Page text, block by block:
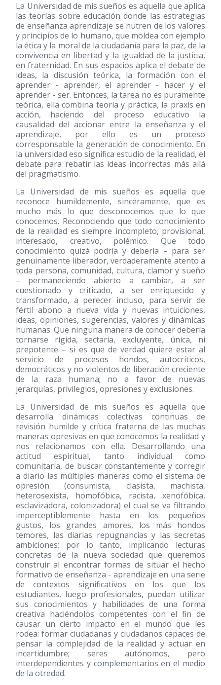
La Universidad de mis sueños es aquella que aplica
las teorías sobre educación donde las estrategias
de enseñanza aprendizaje se nutren de los valores
y principios de lo humano, que moldea con ejemplo
la ética y la moral de la ciudadanía para la paz, de la
convivencia en libertad y la igualdad de la justicia,
en fraternidad. En sus espacios aplica el debate de
ideas, la discusión teórica, la formación con el
aprender - aprender, el aprender - hacer y el
aprender - ser. Entonces, la tarea no es puramente
teórica, ella combina teoría y práctica, la praxis en
acción, haciendo del proceso educativo la
causalidad del accionar entre la enseñanza y el
aprendizaje, por ello es un proceso
corresponsable la generación de conocimiento. En
la universidad eso significa estudio de la realidad, el
debate para rebatir las ideas incorrectas más allá
del pragmatismo.
La Universidad de mis sueños es aquella que
reconoce humildemente, sinceramente, que es
mucho más lo que desconocemos que lo que
conocemos. Reconociendo que todo conocimiento
de la realidad es siempre incompleto, provisional,
interesado, creativo, polémico. Que todo
conocimiento quizá podría y debería – para ser
genuinamente liberador, verdaderamente atento a
toda persona, comunidad, cultura, clamor y sueño
– permaneciendo abierto a cambiar, a ser
cuestionado y criticado, a ser enriquecido y
transformado, a perecer incluso, para servir de
fértil abono a nueva vida y nuevas intuiciones,
ideas, opiniones, sugerencias, valores y dinámicas
humanas. Que ninguna manera de conocer debería
tornarse rígida, sectaria, excluyente, única, ni
prepotente – si es que de verdad quiere estar al
servicio de procesos hondos, autocríticos,
democráticos y no violentos de liberación creciente
de la raza humana; no a favor de nuevas
jerarquías, privilegios, opresiones y exclusiones.
La Universidad de mis sueños es aquella que
desarrolla dinámicas colectivas continuas de
revisión humilde y crítica fraterna de las muchas
maneras opresivas en que conocemos la realidad y
nos relacionamos con ella. Desarrollando una
actitud espiritual, tanto individual como
comunitaria, de buscar constantemente y corregir
a diario las múltiples maneras como el sistema de
opresión (consumista, clasista, machista,
heterosexista, homofóbica, racista, xenofóbica,
esclavizadora, colonizadora) el cual se va filtrando
imperceptiblemente hasta en los pequeños
gustos, los grandes amores, los más hondos
temores, las diarias repugnancias y las secretas
ambiciones; por lo tanto, implicando lecturas
concretas de la nueva sociedad que queremos
construir al encontrar formas de situar el hecho
formativo de enseñanza - aprendizaje en una serie
de contextos significativos en los que los
estudiantes, luego profesionales, puedan utilizar
sus conocimientos y habilidades de una forma
creativa haciéndolos competentes con el fin de
causar un cierto impacto en el mundo que les
rodea: formar ciudadanas y ciudadanos capaces de
pensar la complejidad de la realidad y actuar en
incertidumbre; seres autónomos, pero
interdependientes y complementarios en el medio
de la otredad.